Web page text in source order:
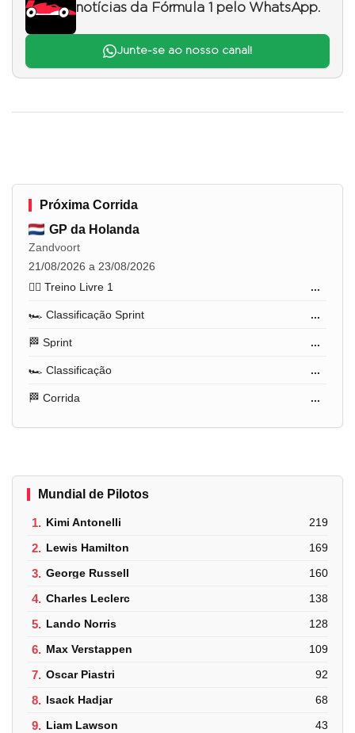
notícias da Fórmula 1 pelo WhatsApp.
Junte-se ao nosso canal!
Próxima Corrida
GP da Holanda
Zandvoort
21/08/2026 a 23/08/2026
🏋️‍♂️ Treino Livre 1
...
🏎️ Classificação Sprint ...
🏁 Sprint ...
🏎️ Classificação ...
🏁 Corrida ...
Mundial de Pilotos
1. Kimi Antonelli 219
2. Lewis Hamilton 169
3. George Russell 160
4. Charles Leclerc 138
5. Lando Norris 128
6. Max Verstappen 109
7. Oscar Piastri 92
8. Isack Hadjar 68
9. Liam Lawson 43